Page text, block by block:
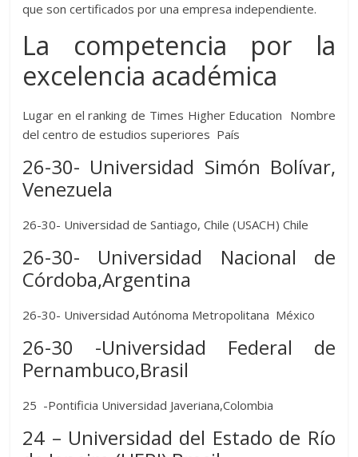
que son certificados por una empresa independiente.
La competencia por la
excelencia académica
Lugar en el ranking de Times Higher Education Nombre
del centro de estudios superiores País
26-30- Universidad Simón Bolívar,
Venezuela
26-30- Universidad de Santiago, Chile (USACH) Chile
26-30- Universidad Nacional de
Córdoba,Argentina
26-30- Universidad Autónoma Metropolitana México
26-30 -Universidad Federal de
Pernambuco,Brasil
25 -Pontificia Universidad Javeriana,Colombia
24 – Universidad del Estado de Río